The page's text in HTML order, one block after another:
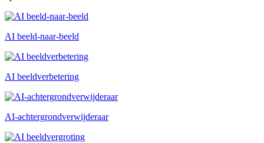
AI beeld-naar-beeld
AI beeldverbetering
AI-achtergrondverwijderaar